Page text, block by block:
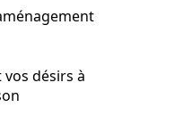
désirs à